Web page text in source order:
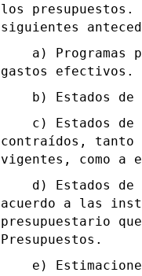
los
siguientes
a) Programas
gastos efectivos.
b) Estados de
c) Estados de
contraídos, tanto
vigentes, como a
d) Estados de
acuerdo a las
presupuestario
Presupuestos.
e) Estimaciones